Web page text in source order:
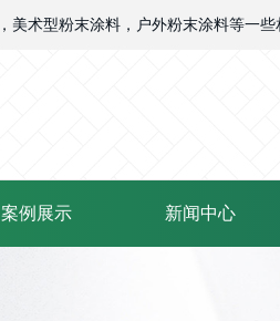
，美术型粉末涂料，户外粉末涂料等一
案例展示 新闻中心